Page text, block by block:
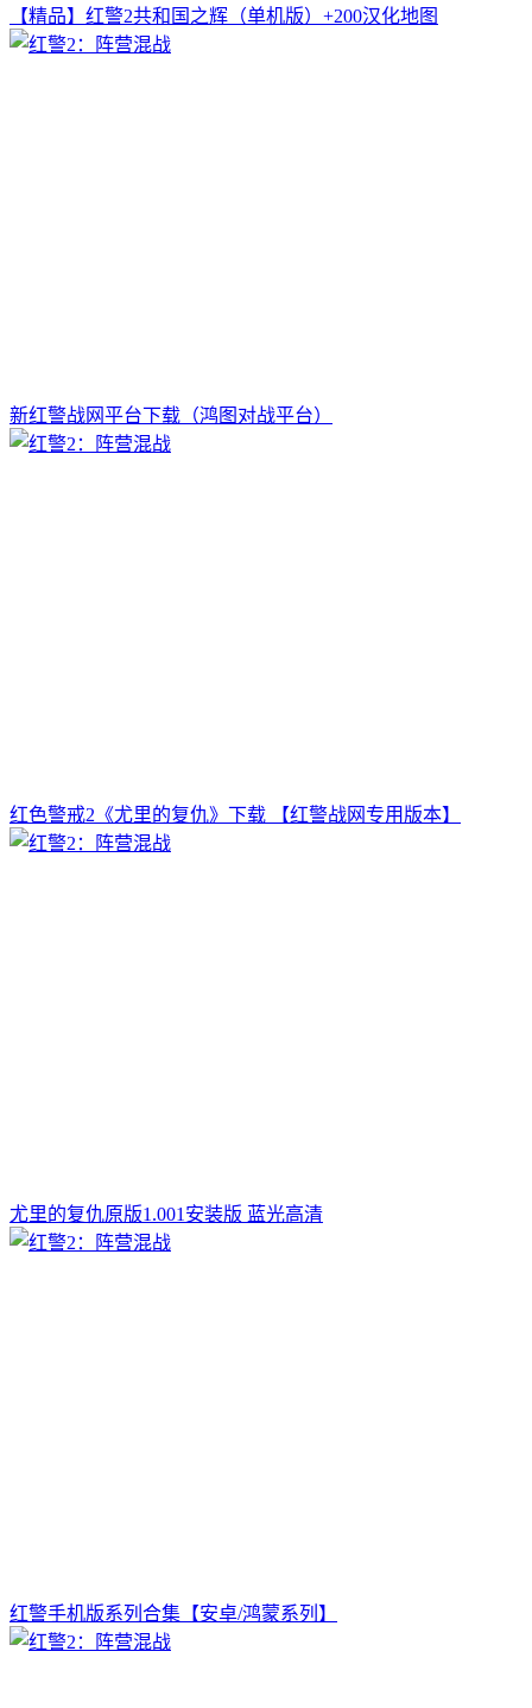
【精品】红警2共和国之辉（单机版）+200汉化地图
新红警战网平台下载（鸿图对战平台）
红色警戒2《尤里的复仇》下载 【红警战网专用版本】
尤里的复仇原版1.001安装版 蓝光高清
红警手机版系列合集【安卓/鸿蒙系列】